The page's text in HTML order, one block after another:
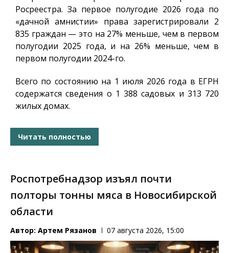
Росреестра. За первое полугодие 2026 года по
«дачной амнистии» права зарегистрировали 2
835 граждан — это на 27% меньше, чем в первом
полугодии 2025 года, и на 26% меньше, чем в
первом полугодии 2024-го.
Всего по состоянию на 1 июля 2026 года в ЕГРН
содержатся сведения о 1 388 садовых и 313 720
жилых домах.
Читать полностью
Роспотребнадзор изъял почти
полторы тонны мяса в Новосибирской
области
Автор: Артем Рязанов 07 августа 2026, 15:00